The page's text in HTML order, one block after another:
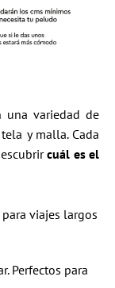
una variedad de
y malla. Cada
cuál es el
viajes largos
Perfectos para